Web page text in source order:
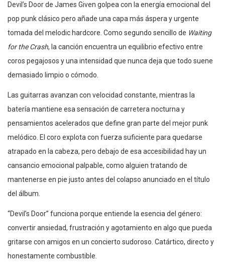
Devil’s Door de James Given golpea con la energía emocional del
pop punk clásico pero añade una capa más áspera y urgente
tomada del melodic hardcore. Como segundo sencillo de Waiting
for the Crash, la canción encuentra un equilibrio efectivo entre
coros pegajosos y una intensidad que nunca deja que todo suene
demasiado limpio o cómodo.
Las guitarras avanzan con velocidad constante, mientras la
batería mantiene esa sensación de carretera nocturna y
pensamientos acelerados que define gran parte del mejor punk
melódico. El coro explota con fuerza suficiente para quedarse
atrapado en la cabeza, pero debajo de esa accesibilidad hay un
cansancio emocional palpable, como alguien tratando de
mantenerse en pie justo antes del colapso anunciado en el título
del álbum.
“Devil’s Door” funciona porque entiende la esencia del género:
convertir ansiedad, frustración y agotamiento en algo que pueda
gritarse con amigos en un concierto sudoroso. Catártico, directo y
honestamente combustible.